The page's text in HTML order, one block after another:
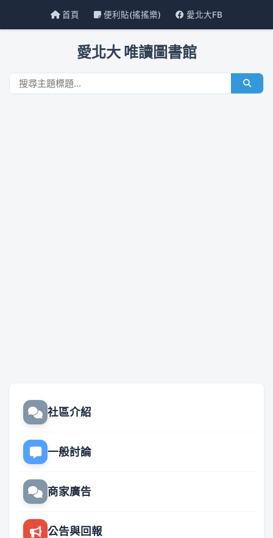
首頁 便利貼(搖搖樂) 愛北大FB
愛北大 唯讀圖書館
社區介紹
一般討論
商家廣告
公告與回報